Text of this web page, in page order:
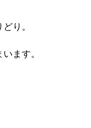
り。
ます。